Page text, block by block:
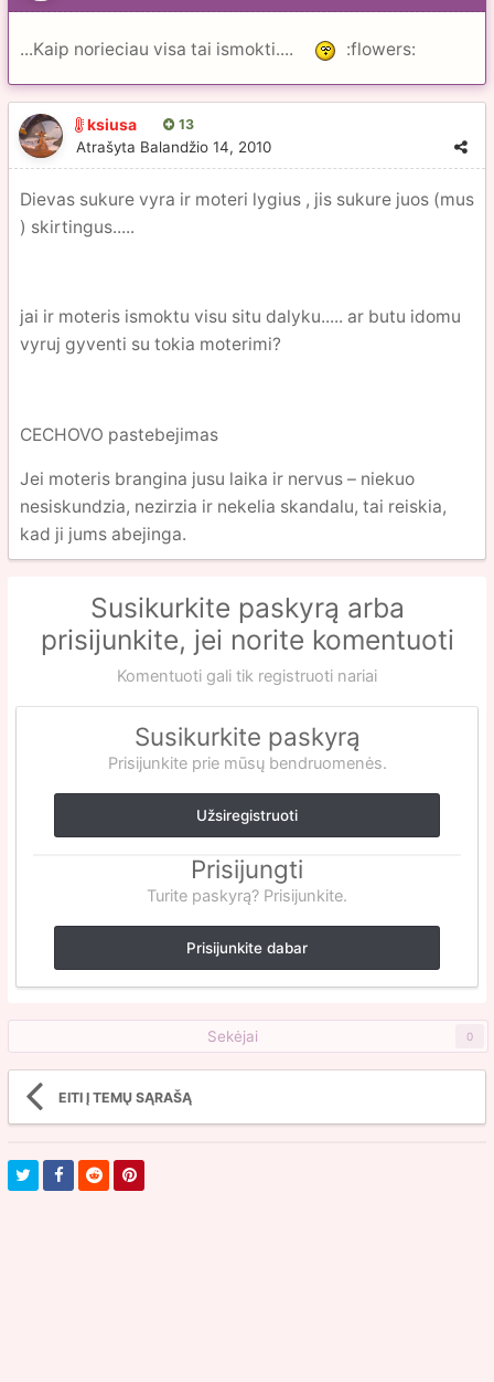
...Kaip norieciau visa tai ismokti.... :flowers:
ksiusa 13
Atrašyta Balandžio 14, 2010
Dievas sukure vyra ir moteri lygius , jis sukure juos (mus
) skirtingus.....
jai ir moteris ismoktu visu situ dalyku..... ar butu idomu
vyruj gyventi su tokia moterimi?
CECHOVO pastebejimas
Jei moteris brangina jusu laika ir nervus – niekuo
nesiskundzia, nezirzia ir nekelia skandalu, tai reiskia,
kad ji jums abejinga.
Susikurkite paskyrą arba
prisijunkite, jei norite komentuoti
Komentuoti gali tik registruoti nariai
Susikurkite paskyrą
Prisijunkite prie mūsų bendruomenės.
Užsiregistruoti
Prisijungti
Turite paskyrą? Prisijunkite.
Prisijunkite dabar
Sekėjai 0
EITI Į TEMŲ SĄRAŠĄ